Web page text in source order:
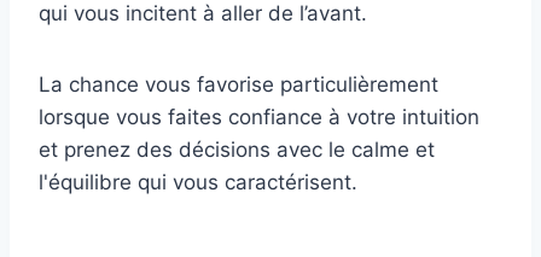
qui vous incitent à aller de l’avant.
La chance vous favorise particulièrement
lorsque vous faites confiance à votre intuition
et prenez des décisions avec le calme et
l'équilibre qui vous caractérisent.